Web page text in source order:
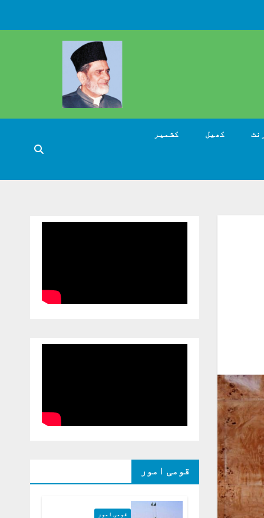
کھیل کشمیر
قومی امور
قومی امور